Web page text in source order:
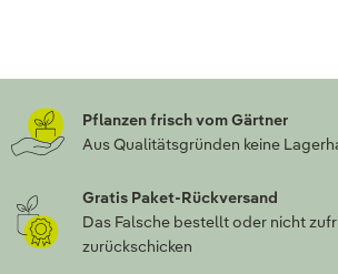
Pflanzen frisch vom Gärtner
Aus Qualitätsgründen keine
Gratis Paket-Rückversand
Das Falsche bestellt oder nicht
zurückschicken